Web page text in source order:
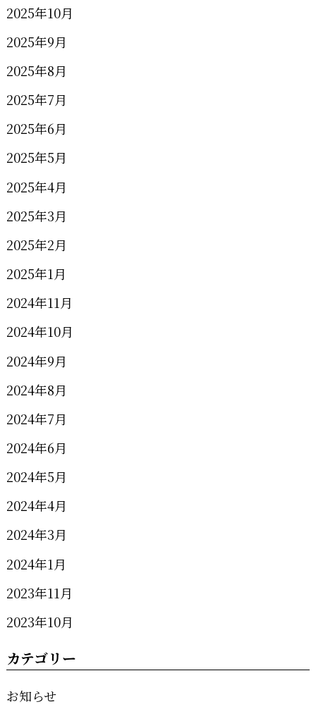
2025年10月
2025年9月
2025年8月
2025年7月
2025年6月
2025年5月
2025年4月
2025年3月
2025年2月
2025年1月
2024年11月
2024年10月
2024年9月
2024年8月
2024年7月
2024年6月
2024年5月
2024年4月
2024年3月
2024年1月
2023年11月
2023年10月
カテゴリー
お知らせ